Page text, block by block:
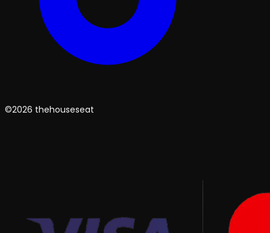
©2026 thehouseseat